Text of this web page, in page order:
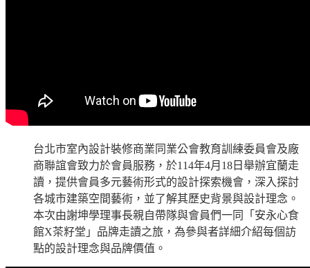
台北市室內設計裝修商業同業公會教育訓練委員會及廠
商聯誼會致力於會員服務，於114年4月18日舉辦宜蘭走
讀，提供會員多元藝術形式的設計探索機會，深入探討
各城市建築空間藝術，並了解其歷史背景與設計理念。
本次由謝坤學理事長親自帶隊與會員們一同「安永心食
館X茶籽堂」品牌走讀之旅，為參與者詳細介紹每個訪
點的設計理念與品牌價值。